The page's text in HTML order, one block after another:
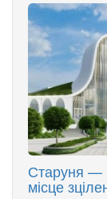
Старуня —
місце